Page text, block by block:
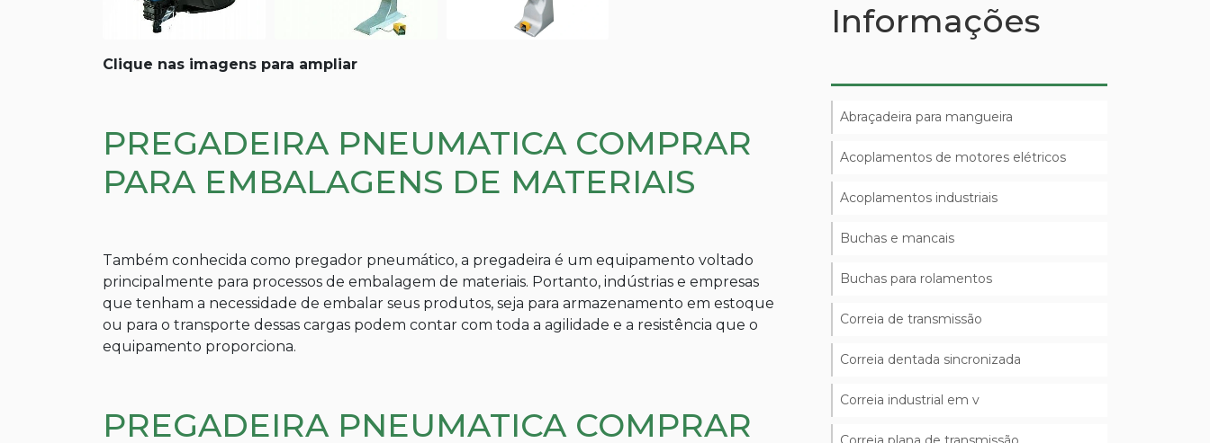
Clique nas imagens para ampliar
PREGADEIRA PNEUMATICA COMPRAR
PARA EMBALAGENS DE MATERIAIS
Também conhecida como pregador pneumático, a pregadeira é um equipamento voltado
principalmente para processos de embalagem de materiais. Portanto, indústrias e empresas
que tenham a necessidade de embalar seus produtos, seja para armazenamento em estoque
ou para o transporte dessas cargas podem contar com toda a agilidade e a resistência que o
equipamento proporciona.
PREGADEIRA PNEUMATICA COMPRAR
Informações
Abraçadeira para mangueira
Acoplamentos de motores elétricos
Acoplamentos industriais
Buchas e mancais
Buchas para rolamentos
Correia de transmissão
Correia dentada sincronizada
Correia industrial em v